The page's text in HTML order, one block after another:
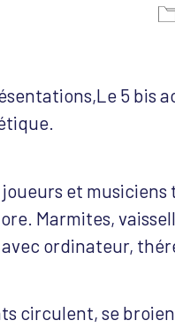
5 bis
et
Marmites,
ordinateur,
circulent, se